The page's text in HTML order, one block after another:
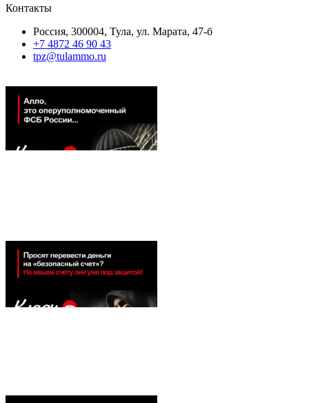
Контакты
Россия, 300004, Тула, ул. Марата, 47-б
+7 4872 46 90 43
tpz@tulammo.ru